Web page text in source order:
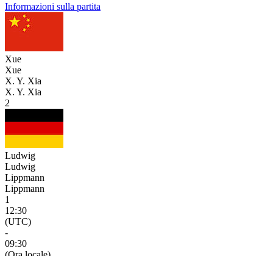
Informazioni sulla partita
Xue
Xue
X. Y. Xia
X. Y. Xia
2
Ludwig
Ludwig
Lippmann
Lippmann
1
12:30
(UTC)
-
09:30